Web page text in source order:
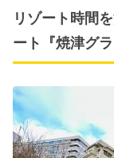
リゾート時間
ート『焼津グラ